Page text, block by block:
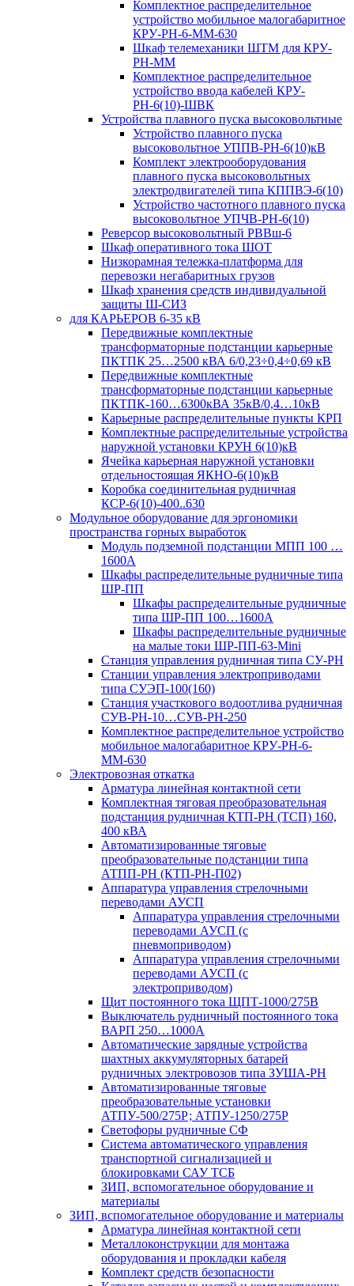
Комплектное распределительное
устройство мобильное малогабаритное
КРУ-РН-6-ММ-630
Шкаф телемеханики ШТМ для КРУ-
РН-ММ
Комплектное распределительное
устройство ввода кабелей КРУ-
РН-6(10)-ШВК
Устройства плавного пуска высоковольтные
Устройство плавного пуска
высоковольтное УППВ-РН-6(10)кВ
Комплект электрооборудования
плавного пуска высоковольтных
электродвигателей типа КППВЭ-6(10)
Устройство частотного плавного пуска
высоковольтное УПЧВ-РН-6(10)
Реверсор высоковольтный РВВш-6
Шкаф оперативного тока ШОТ
Низкорамная тележка-платформа для
перевозки негабаритных грузов
Шкаф хранения средств индивидуальной
защиты Ш-СИЗ
для КАРЬЕРОВ 6-35 кВ
Передвижные комплектные
трансформаторные подстанции карьерные
ПКТПК 25…2500 кВА 6/0,23÷0,4÷0,69 кВ
Передвижные комплектные
трансформаторные подстанции карьерные
ПКТПК-160…6300кВА 35кВ/0,4…10кВ
Карьерные распределительные пункты КРП
Комплектные распределительные устройства
наружной установки КРУН 6(10)кВ
Ячейка карьерная наружной установки
отдельностоящая ЯКНО-6(10)кВ
Коробка соединительная рудничная
КСР-6(10)-400..630
Модульное оборудование для эргономики
пространства горных выработок
Модуль подземной подстанции МПП 100 …
1600А
Шкафы распределительные рудничные типа
ШР-ПП
Шкафы распределительные рудничные
типа ШР-ПП 100…1600А
Шкафы распределительные рудничные
на малые токи ШР-ПП-63-Mini
Станция управления рудничная типа СУ-РН
Станции управления электроприводами
типа СУЭП-100(160)
Станция участкового водоотлива рудничная
СУВ-РН-10…СУВ-РН-250
Комплектное распределительное устройство
мобильное малогабаритное КРУ-РН-6-
ММ-630
Электровозная откатка
Арматура линейная контактной сети
Комплектная тяговая преобразовательная
подстанция рудничная КТП-РН (ТСП) 160,
400 кВА
Автоматизированные тяговые
преобразовательные подстанции типа
АТПП-РН (КТП-РН-П02)
Аппаратура управления стрелочными
переводами АУСП
Аппаратура управления стрелочными
переводами АУСП (с
пневмоприводом)
Аппаратура управления стрелочными
переводами АУСП (с
электроприводом)
Щит постоянного тока ЩПТ-1000/275В
Выключатель рудничный постоянного тока
ВАРП 250…1000А
Автоматические зарядные устройства
шахтных аккумуляторных батарей
рудничных электровозов типа ЗУША-РН
Автоматизированные тяговые
преобразовательные установки
АТПУ-500/275Р; АТПУ-1250/275Р
Светофоры рудничные СФ
Система автоматического управления
транспортной сигнализацией и
блокировками САУ ТСБ
ЗИП, вспомогательное оборудование и
материалы
ЗИП, вспомогательное оборудование и материалы
Арматура линейная контактной сети
Металлоконструкции для монтажа
оборудования и прокладки кабеля
Комплект средств безопасности